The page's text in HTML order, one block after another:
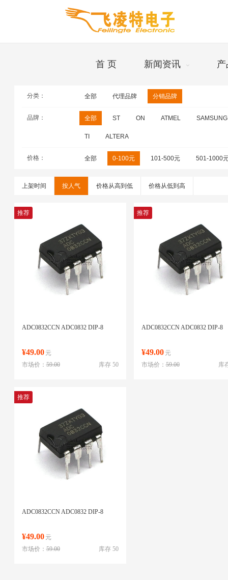
首 页 新闻资讯
分类： 全部 代理品牌 分销品牌
品牌： 全部 ST ON ATMEL SAMSUNG
TI ALTERA
价格： 全部 0-100元 101-500元 501-1000
上架时间 按人气 价格从高到低 价格从低到高
推荐
ADC0832CCN ADC0832 DIP-8
¥49.00 元
库存 50
市场价：59.00
推荐
ADC0832CCN ADC0832 DIP-8
¥49.00 元
库
市场价：59.00
推荐
ADC0832CCN ADC0832 DIP-8
¥49.00 元
库存 50
市场价：59.00